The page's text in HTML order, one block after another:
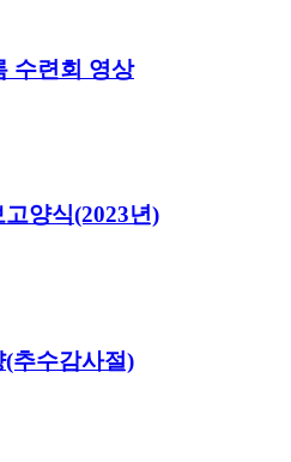
수련회 영상
양식(2023년)
추수감사절)